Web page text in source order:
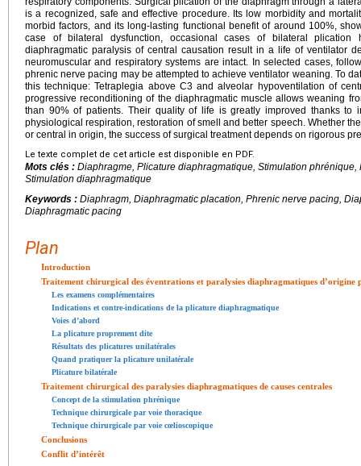
is a recognized, safe and effective procedure. Its low morbidity and
morbid factors, and its long-lasting functional benefit of around 100%,
case of bilateral dysfunction, occasional cases of bilateral
diaphragmatic paralysis of central causation result in a life of ventilator
neuromuscular and respiratory systems are intact. In selected cases,
phrenic nerve pacing may be attempted to achieve ventilator weaning. To
this technique: Tetraplegia above C3 and alveolar hypoventilation of
progressive reconditioning of the diaphragmatic muscle allows weaning
than 90% of patients. Their quality of life is greatly improved thanks to
physiological respiration, restoration of smell and better speech. Whether
or central in origin, the success of surgical treatment depends on rigorous
Le texte complet de cet article est disponible en PDF.
Mots clés : Diaphragme, Plicature diaphragmatique, Stimulation
Stimulation diaphragmatique
Keywords : Diaphragm, Diaphragmatic placation, Phrenic nerve pacing,
Diaphragmatic pacing
Plan
Introduction
Traitement chirurgical des éventrations et paralysies diaphragmatiques d’origine
Les examens complémentaires
Indications et contre-indications de la plicature diaphragmatique
Voies d’abord
La plicature proprement dite
Résultats des plicatures unilatérales
Quand pratiquer la plicature unilatérale
Plicature bilatérale
Traitement chirurgical des paralysies diaphragmatiques de causes centrales
Concept de la stimulation phrénique
Technique chirurgicale par voie thoracique
Technique chirurgicale par voie cœlioscopique
Conclusions
Conflit d’intérêt